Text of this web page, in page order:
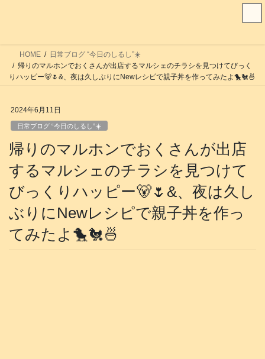
HOME
日常ブログ “今日のしるし”☀️
帰りのマルホンでおくさんが出店するマルシェのチラシを見つけてびっく
りハッピー🐻🌷&、夜は久しぶりにNewレシピで親子丼を作ってみたよ🐤🐔🍜
2024年6月11日
日常ブログ “今日のしるし”☀️
帰りのマルホンでおくさんが出店
するマルシェのチラシを見つけて
びっくりハッピー🐻🌷&、夜は久し
ぶりにNewレシピで親子丼を作っ
てみたよ🐤🐔🍜